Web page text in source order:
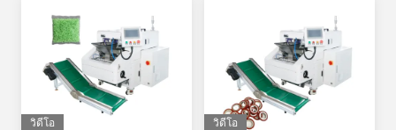
วิดีโอ วิดีโอ